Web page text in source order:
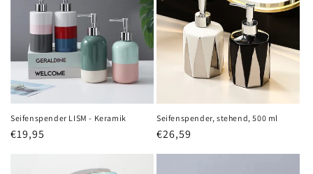
Seifenspender LISM - Keramik
Normaler
€19,95
Seifenspender, stehend, 500 ml
Normaler
€26,59